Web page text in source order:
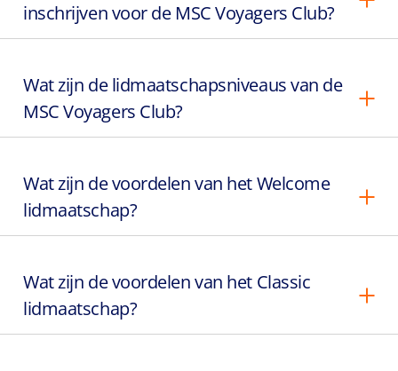
inschrijven voor de MSC Voyagers Club?
Wat zijn de lidmaatschapsniveaus van de
MSC Voyagers Club?
Wat zijn de voordelen van het Welcome
lidmaatschap?
Wat zijn de voordelen van het Classic
lidmaatschap?